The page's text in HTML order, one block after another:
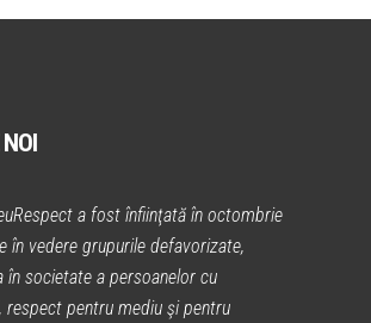
a fost înfiinţată în octombrie
în vedere grupurile defavorizate,
în societate a persoanelor cu
respect pentru mediu şi pentru